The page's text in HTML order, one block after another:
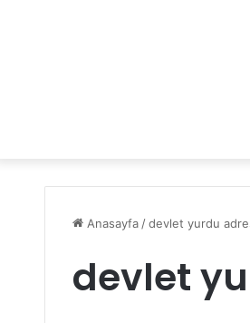
Anasayfa / devlet yurdu
devlet